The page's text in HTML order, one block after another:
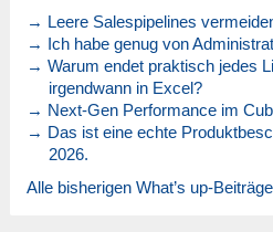
→ Leere Salespipelines
→ Ich habe genug von
→ Warum endet praktisch jedes
irgendwann in Excel?
→ Next-Gen Performance im
→ Das ist eine echte
2026.
Alle bisherigen What’s up-